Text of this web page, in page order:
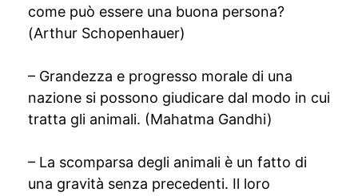
come può essere una buona persona?
(Arthur Schopenhauer)
– Grandezza e progresso morale di una
nazione si possono giudicare dal modo in cui
tratta gli animali. (Mahatma Gandhi)
– La scomparsa degli animali è un fatto di
una gravità senza precedenti. Il loro